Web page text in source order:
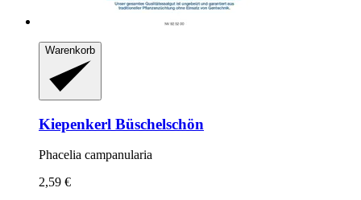
Warenkorb
Kiepenkerl Büschelschön
Phacelia campanularia
2,59 €